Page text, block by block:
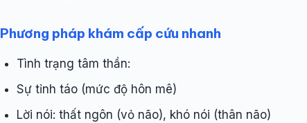
Phương pháp khám cấp cứu nhanh
Tình trạng tâm thần:
Sự tỉnh táo (mức độ hôn mê)
Lời nói: thất ngôn (vỏ não), khó nói (thân não)